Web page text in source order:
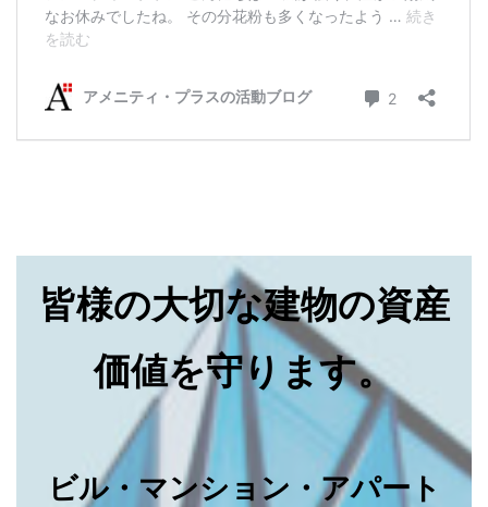
皆様の大切な建物の資産
価値を守ります。
ビル・マンション・アパート